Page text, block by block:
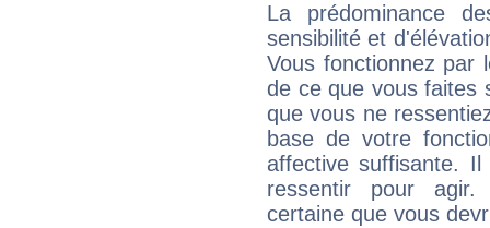
La prédominance
sensibilité et
Vous fonctionnez
de ce que vous faites
que vous ne
base de votre
affective suffisante.
ressentir pour agir.
certaine que vous